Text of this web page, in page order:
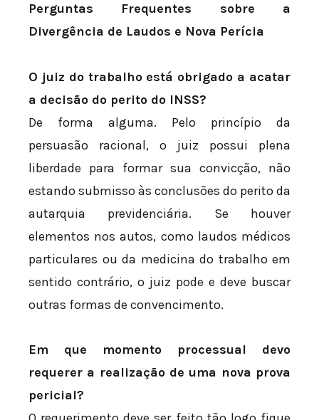
Perguntas Frequentes sobre a
Divergência de Laudos e Nova Perícia
O juiz do trabalho está obrigado a acatar
a decisão do perito do INSS?
De forma alguma. Pelo princípio da
persuasão racional, o juiz possui plena
liberdade para formar sua convicção, não
estando submisso às conclusões do perito da
autarquia previdenciária. Se houver
elementos nos autos, como laudos médicos
particulares ou da medicina do trabalho em
sentido contrário, o juiz pode e deve buscar
outras formas de convencimento.
Em que momento processual devo
requerer a realização de uma nova prova
pericial?